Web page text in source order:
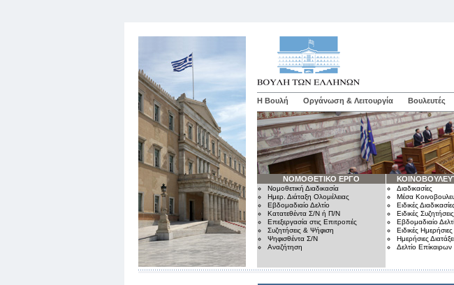
Η Βουλή Οργάνωση & Λειτουργία Βουλευτές
ΝΟΜΟΘΕΤΙΚΟ ΕΡΓΟ
Νομοθετική Διαδικασία
Ημερ. Διάταξη Ολομέλειας
Εβδομαδιαίο Δελτίο
Κατατεθέντα Σ/Ν ή Π/Ν
Επεξεργασία στις Επιτροπές
Συζητήσεις & Ψήφιση
Ψηφισθέντα Σ/Ν
Αναζήτηση
Διαδικασίες
Μέσα
Ειδικές
Ειδικές
Εβδομαδιαίο
Ειδικές Ημερήσιες
Ημερήσιες
Δελτίο